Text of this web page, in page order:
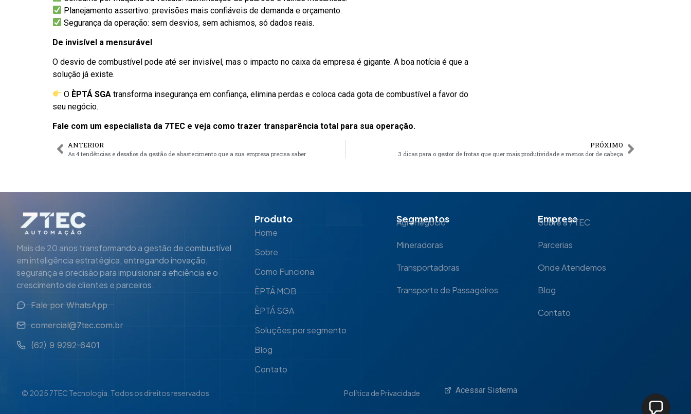
Planejamento assertivo: previsões mais confiáveis de demanda e orçamento.
Segurança da operação: sem desvios, sem achismos, só dados reais.
De invisível a mensurável
O desvio de combustível pode até ser invisível, mas o impacto no caixa da empresa é gigante. A boa notícia é que a
solução já existe.
O ÈPTÁ SGA transforma insegurança em confiança, elimina perdas e coloca cada gota de combustível a favor do
seu negócio.
Fale com um especialista da 7TEC e veja como trazer transparência total para sua operação.
ANTERIOR
As 4 tendências e desafios da gestão de abastecimento que a sua empresa precisa saber
PRÓXIMO
3 dicas para o gestor de frotas que quer mais produtividade e menos dor de cabeça
Mais de 20 anos transformando a gestão de combustível
em inteligência estratégica, entregando inovação,
segurança e precisão para impulsionar a eficiência e o
crescimento de clientes e parceiros.
Fale por WhatsApp
comercial@7tec.com.br
(62) 9 9292-6401
Produto
Home
Sobre
Como Funciona
ÈPTÁ MOB
ÈPTÁ SGA
Soluções por segmento
Blog
Contato
Segmentos
Agronegócio
Mineradoras
Transportadoras
Transporte de Passageiros
Empresa
Sobre a 7TEC
Parcerias
Onde Atendemos
Blog
Contato
© 2025 7TEC Tecnologia. Todos os direitos reservados Política de Privacidade Acessar Sistema